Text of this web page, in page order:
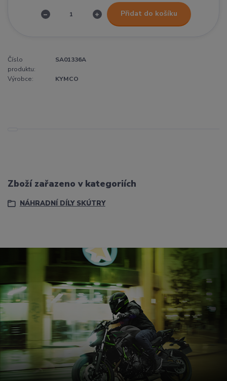
Přidat do košíku
Číslo
produktu:
SA01336A
Výrobce: KYMCO
Zboží zařazeno v kategoriích
NÁHRADNÍ DÍLY SKÚTRY